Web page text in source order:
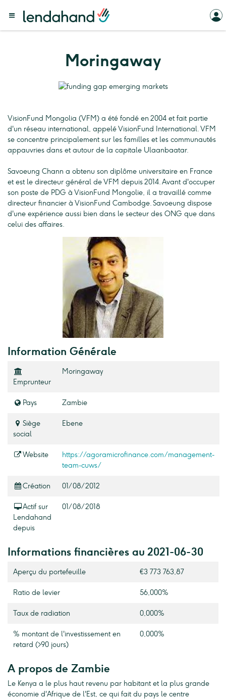
Moringaway
VisionFund Mongolia (VFM) a été fondé en 2004 et fait partie
d'un réseau international, appelé VisionFund International. VFM
se concentre principalement sur les familles et les communautés
appauvries dans et autour de la capitale Ulaanbaatar.
Savoeung Chann a obtenu son diplôme universitaire en France
et est le directeur général de VFM depuis 2014. Avant d'occuper
son poste de PDG à VisionFund Mongolie, il a travaillé comme
directeur financier à VisionFund Cambodge. Savoeung dispose
d'une expérience aussi bien dans le secteur des ONG que dans
celui des affaires.
Information Générale
Emprunteur
Moringaway
Pays Zambie
Siège
social
Ebene
Website
https://agoramicrofinance.com/management-
team-cuws/
Création 01/08/2012
Actif sur
Lendahand
depuis
01/08/2018
Informations financières au 2021-06-30
Aperçu du portefeuille €3 773 763,87
Ratio de levier 56,000%
Taux de radiation 0,000%
% montant de l'investissement en
retard (>90 jours)
0,000%
A propos de Zambie
Le Kenya a le plus haut revenu par habitant et la plus grande
économie d'Afrique de l'Est, ce qui fait du pays le centre